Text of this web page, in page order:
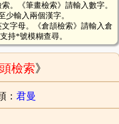
。《筆畫檢索》請輸入數字。
少輸入兩個漢字。
文字母。《倉頡檢索》請輸入倉
持*號模糊查尋。
檢索》
： 君曼